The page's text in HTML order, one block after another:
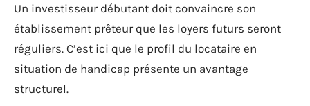
Un investisseur débutant doit convaincre son
établissement prêteur que les loyers futurs seront
réguliers. C’est ici que le profil du locataire en
situation de handicap présente un avantage
structurel.